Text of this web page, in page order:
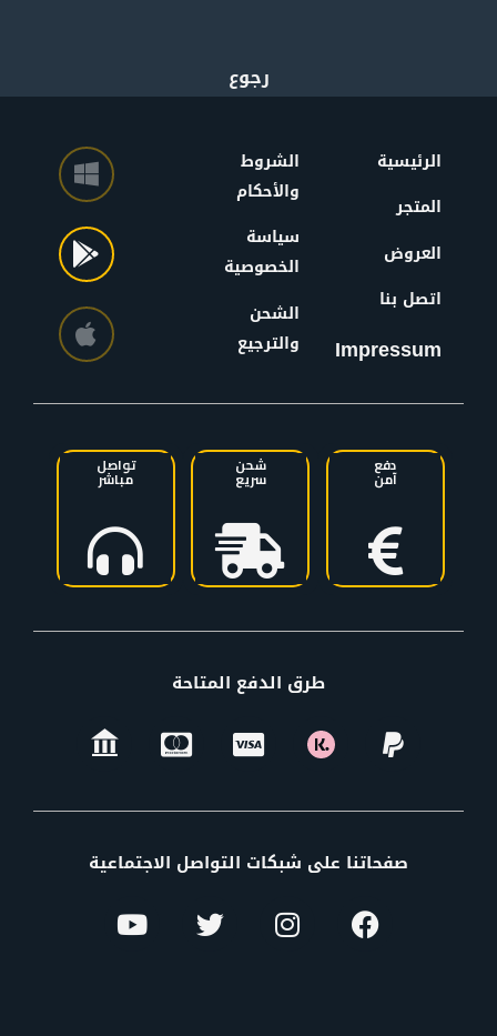
الرئيسية
المتجر
العروض
اتصل بنا
Impressum
الشروط
والأحكام
سياسة
الخصوصية
الشحن
والترجيع
دفع
آمن
شحن
سريع
تواصل
مباشر
طرق الدفع المتاحة
صفحاتنا على شبكات التواصل الاجتماعية